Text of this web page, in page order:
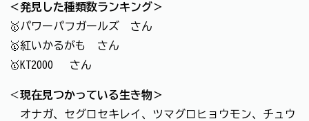
＜発見した種類数ランキング＞
🥇パワーパフガールズ さん
🥇紅いかるがも さん
🥇KT2000 さん
＜現在見つかっている生き物＞
オナガ、セグロセキレイ、ツマグロヒョウモン、チュウ